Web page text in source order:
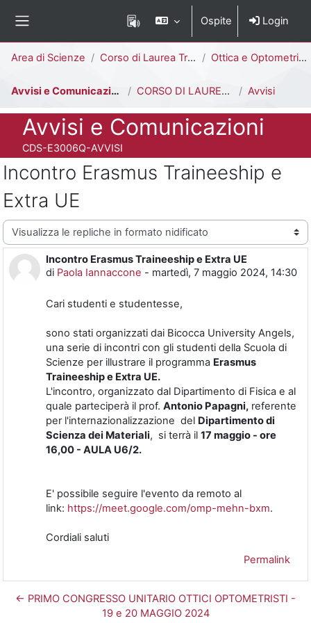
Ospite Login
Area di Scienze Corso di Laurea Triennale Ottica e Optometria [E3006Q - E3002Q]
Avvisi e Comunicazioni CORSO DI LAUREA IN OTTICA E OPTOMETRIA Avvisi
Titolo del corso
Avvisi e Comunicazioni
Codice identificativo del corso
CDS-E3006Q-AVVISI
Incontro Erasmus Traineeship e
Extra UE
Modalità visualizzazione
Incontro Erasmus Traineeship e Extra UE
di Paola Iannaccone - martedì, 7 maggio 2024, 14:30
Numero di risposte: 0
Cari studenti e studentesse,
sono stati organizzati dai Bicocca University Angels,
una serie di incontri con gli studenti della Scuola di
Scienze per illustrare il programma Erasmus
Traineeship e Extra UE.
L'incontro, organizzato dal Dipartimento di Fisica e al
quale parteciperà il prof. Antonio Papagni, referente
per l'internazionalizzazione del Dipartimento di
Scienza dei Materiali, si terrà il 17 maggio - ore
16,00 - AULA U6/2.
E' possibile seguire l'evento da remoto al
link: https://meet.google.com/omp-mehn-bxm.
Cordiali saluti
Permalink
← PRIMO CONGRESSO UNITARIO OTTICI OPTOMETRISTI -
19 e 20 MAGGIO 2024